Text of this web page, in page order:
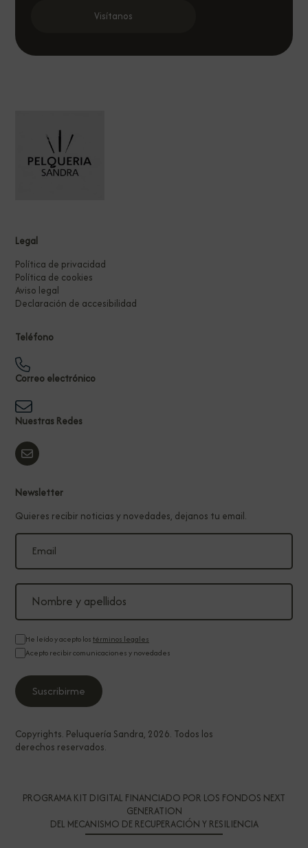
Visítanos
Legal
Política de privacidad
Política de cookies
Aviso legal
Declaración de accesibilidad
Teléfono
Correo electrónico
Nuestras Redes
Newsletter
Quieres recibir noticias y novedades, dejanos tu email.
He leído y acepto lostérminos legales
Acepto recibir comunicaciones y novedades
Copyrights. Peluquería Sandra, 2026. Todos los
derechos reservados.
PROGRAMA KIT DIGITAL FINANCIADO POR LOS FONDOS NEXT
GENERATION
DEL MECANISMO DE RECUPERACIÓN Y RESILIENCIA